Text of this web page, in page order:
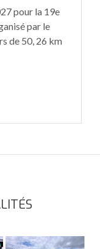
pour la 19e
par le
de 50, 26 km